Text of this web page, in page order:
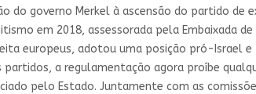
do governo Merkel à ascensão do partido de
em 2018, assessorada pela Embaixada de
europeus, adotou uma posição pró-Israel e
partidos, a regulamentação agora proíbe
pelo Estado. Juntamente com as